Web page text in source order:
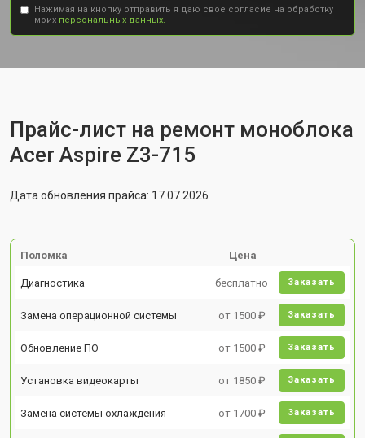
Нажимая на кнопку отправить я даю свое согласие на обработку
моих персональных данных.
Прайс-лист на ремонт моноблока
Acer Aspire Z3-715
Дата обновления прайса: 17.07.2026
Поломка Цена
Диагностика бесплатно Заказать
Замена операционной системы от 1500 ₽ Заказать
Обновление ПО от 1500 ₽ Заказать
Установка видеокарты от 1850 ₽ Заказать
Замена системы охлаждения от 1700 ₽ Заказать